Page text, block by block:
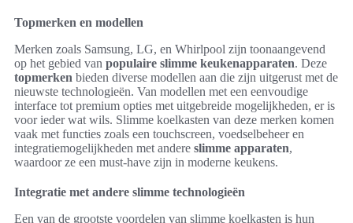
Topmerken en modellen
Merken zoals Samsung, LG, en Whirlpool zijn toonaangevend
op het gebied van populaire slimme keukenapparaten. Deze
topmerken bieden diverse modellen aan die zijn uitgerust met de
nieuwste technologieën. Van modellen met een eenvoudige
interface tot premium opties met uitgebreide mogelijkheden, er is
voor ieder wat wils. Slimme koelkasten van deze merken komen
vaak met functies zoals een touchscreen, voedselbeheer en
integratiemogelijkheden met andere slimme apparaten,
waardoor ze een must-have zijn in moderne keukens.
Integratie met andere slimme technologieën
Een van de grootste voordelen van slimme koelkasten is hun